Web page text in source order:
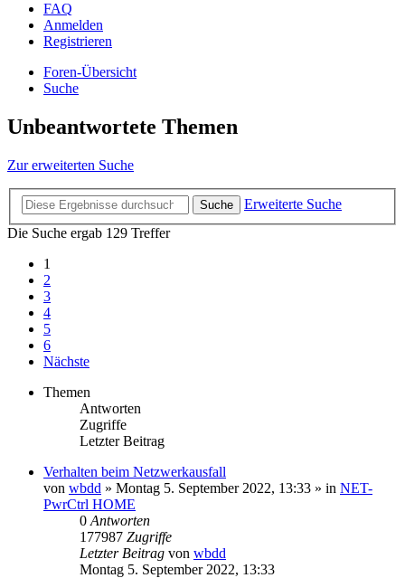
FAQ
Anmelden
Registrieren
Foren-Übersicht
Suche
Unbeantwortete Themen
Zur erweiterten Suche
Suche
Erweiterte Suche
Die Suche ergab 129 Treffer
1
2
3
4
5
6
Nächste
Themen
Antworten
Zugriffe
Letzter Beitrag
Verhalten beim Netzwerkausfall
von wbdd » Montag 5. September 2022, 13:33 » in NET-
PwrCtrl HOME
0 Antworten
177987 Zugriffe
Letzter Beitrag von wbdd
Montag 5. September 2022, 13:33